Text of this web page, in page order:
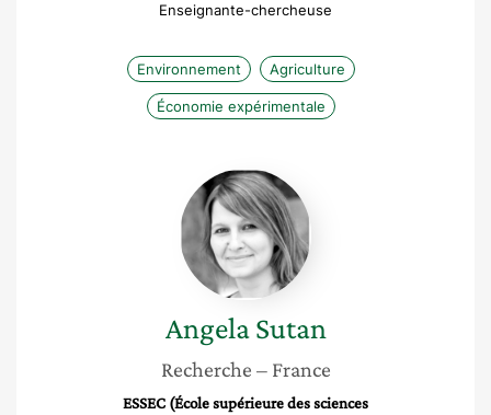
Enseignante-chercheuse
Environnement Agriculture
Économie expérimentale
Angela
Sutan
Angela Sutan
Recherche – France
ESSEC (École supérieure des sciences